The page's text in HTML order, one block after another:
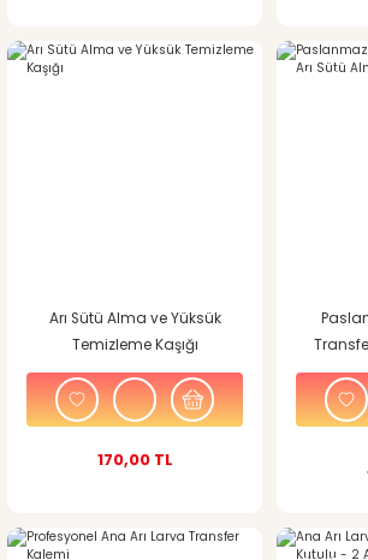
Arı Sütü Alma ve Yüksük
Temizleme Kaşığı
170,00 TL
%13